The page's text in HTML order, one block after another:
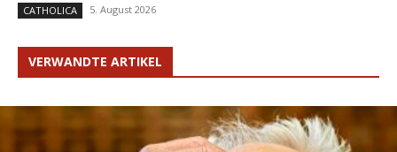
CATHOLICA 5. August 2026
VERWANDTE ARTIKEL